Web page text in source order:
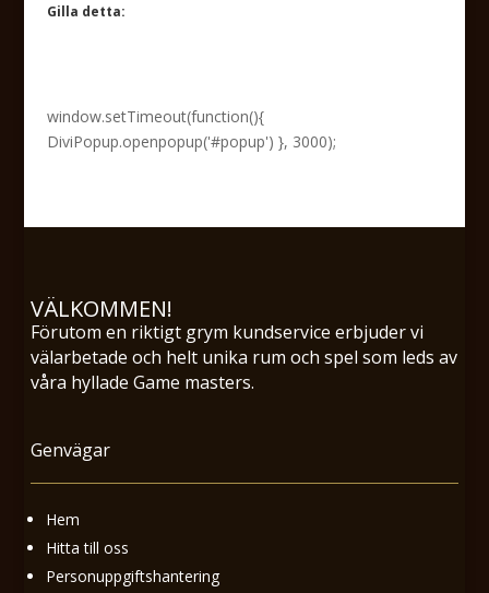
Gilla detta:
window.setTimeout(function(){
DiviPopup.openpopup('#popup') }, 3000);
VÄLKOMMEN!
Förutom en riktigt grym kundservice erbjuder vi
välarbetade och helt unika rum och spel som leds av
våra hyllade Game masters.
Genvägar
Hem
Hitta till oss
Personuppgiftshantering